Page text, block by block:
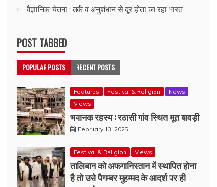
वैज्ञानिक चेतना : तर्क व अनुशंधान से दूर होता जा रहा भारत
POST TABBED
POPULAR POSTS RECENT POSTS
Features Festival & Religion
News
Views
भयानक रहस्य : रठासी गांव स्थित भूत बावड़ी
February 13, 2025
Festival & Religion Views
तालिबान को अफगानिस्तान में स्थापित होना
है तो उसे पैगम्बर मुहम्मद के आदर्श पर ही